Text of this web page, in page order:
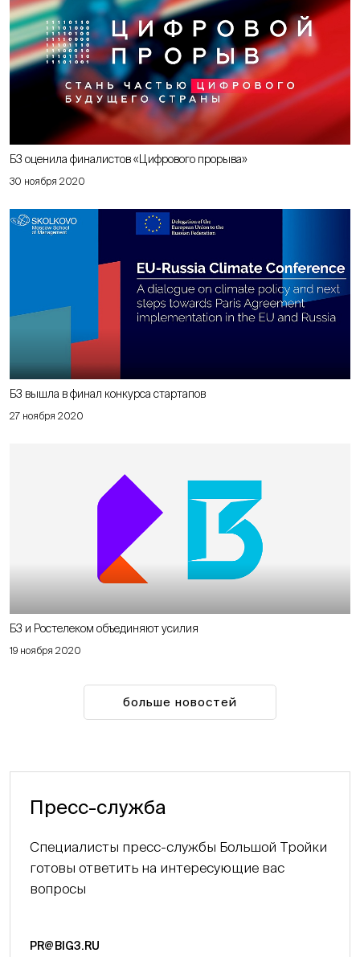
30 ноября 2020
Б3 оценила финалистов «Цифрового прорыва»
27 ноября 2020
Б3 вышла в финал конкурса стартапов
19 ноября 2020
Б3 и Ростелеком объединяют усилия
больше новостей
Пресс-служба
Специалисты пресс-службы Большой Тройки
готовы ответить на интересующие вас
вопросы
PR@BIG3.RU